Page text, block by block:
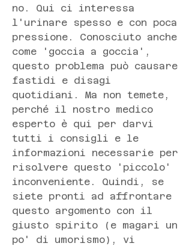
no. Qui ci interessa
l'urinare spesso e con poca
pressione. Conosciuto anche
come 'goccia a goccia',
questo problema può causare
fastidi e disagi
quotidiani. Ma non temete,
perché il nostro medico
esperto è qui per darvi
tutti i consigli e le
informazioni necessarie per
risolvere questo 'piccolo'
inconveniente. Quindi, se
siete pronti ad affrontare
questo argomento con il
giusto spirito (e magari un
po' di umorismo), vi